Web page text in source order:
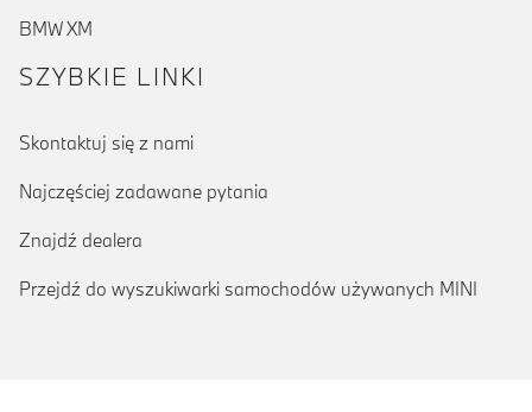
BMW XM
SZYBKIE LINKI
Skontaktuj się z nami
Najczęściej zadawane pytania
Znajdź dealera
Przejdź do wyszukiwarki samochodów używanych MINI